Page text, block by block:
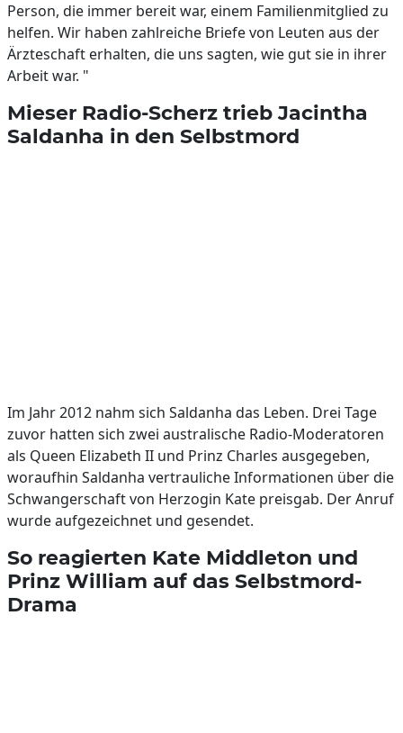
Person, die immer bereit war, einem Familienmitglied zu
helfen. Wir haben zahlreiche Briefe von Leuten aus der
Ärzteschaft erhalten, die uns sagten, wie gut sie in ihrer
Arbeit war. "
Mieser Radio-Scherz trieb Jacintha
Saldanha in den Selbstmord
Im Jahr 2012 nahm sich Saldanha das Leben. Drei Tage
zuvor hatten sich zwei australische Radio-Moderatoren
als Queen Elizabeth II und Prinz Charles ausgegeben,
woraufhin Saldanha vertrauliche Informationen über die
Schwangerschaft von Herzogin Kate preisgab. Der Anruf
wurde aufgezeichnet und gesendet.
So reagierten Kate Middleton und
Prinz William auf das Selbstmord-
Drama